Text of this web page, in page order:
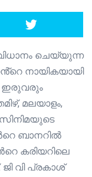
ചെയ്യുന്ന
നായികയായി
മലയാളം,
ബാനറില്‍
കരിയറിലെ
വി പ്രകാശ്